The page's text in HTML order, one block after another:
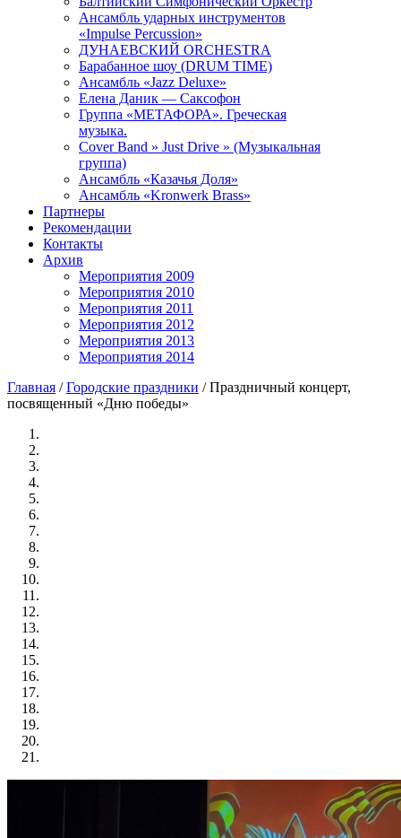
Ансамбль ударных инструментов
«Impulse Percussion»
ДУНАЕВСКИЙ ORCHESTRA
Барабанное шоу (DRUM TIME)
Ансамбль «Jazz Deluxe»
Елена Даник — Саксофон
Группа «МЕТАФОРА». Греческая
музыка.
Cover Band » Just Drive » (Музыкальная
группа)
Ансамбль «Казачья Доля»
Ансамбль «Kronwerk Вrass»
Партнеры
Рекомендации
Контакты
Архив
Мероприятия 2009
Мероприятия 2010
Мероприятия 2011
Мероприятия 2012
Мероприятия 2013
Мероприятия 2014
Главная /Городские праздники /Праздничный концерт,
посвященный «Дню победы»